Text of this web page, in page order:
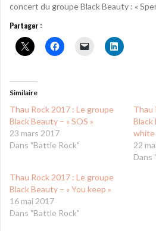
concert du groupe Black Beauty : «
Partager :
Similaire
Thau Rock 2017 : Le groupe
Black Beauty – « SOS »
23 mars 2017
Dans "Battle Rock"
Thau
Black
white
22
Dans
Thau Rock 2017 : Le groupe
Black Beauty – « You keep »
16 mai 2017
Dans "Battle Rock"